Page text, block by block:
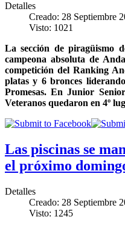
Detalles
Creado: 28 Septiembre
Visto: 1021
La sección de piragüismo
campeona absoluta de
competición del Ranking
platas y 6 bronces
Promesas. En Junior
Veteranos quedaron en 4º
Las piscinas se
el próximo
Detalles
Creado: 28 Septiembre
Visto: 1245